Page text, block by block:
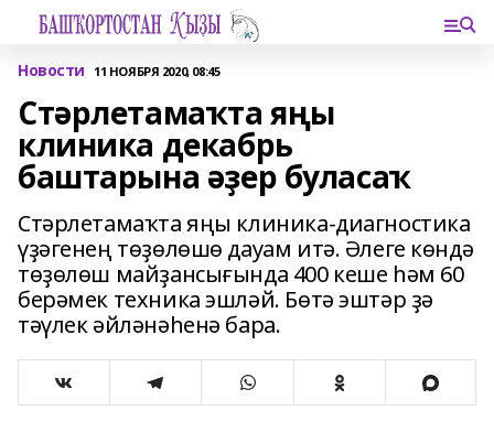
Новости 11 НОЯБРЯ 2020, 08:45
Стәрлетамаҡта яңы
клиника декабрь
баштарына әҙер буласаҡ
Стәрлетамаҡта яңы клиника-диагностика
үҙәгенең төҙөлөшө дауам итә. Әлеге көндә
төҙөлөш майҙансығында 400 кеше һәм 60
берәмек техника эшләй. Бөтә эштәр ҙә
тәүлек әйләнәһенә бара.